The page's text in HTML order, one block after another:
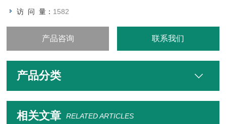
访 问 量： 1582
产品咨询 联系我们
产品分类
相关文章 RELATED ARTICLES